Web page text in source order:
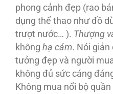
phong cảnh đẹp (rao
dụng thể thao như đồ
trượt nước… ). Thượng
không hạ cám. Nói giản
tưởng đẹp và người
không đủ sức cáng
Không mua nổi bộ